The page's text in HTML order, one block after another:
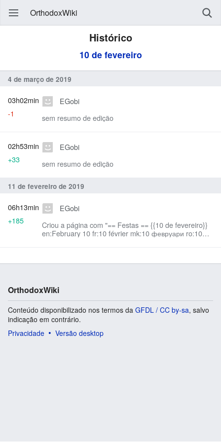
OrthodoxWiki
Histórico
10 de fevereiro
4 de março de 2019
EGobi
sem resumo de edição
03h02min
-1
EGobi
sem resumo de edição
02h53min
+33
11 de fevereiro de 2019
EGobi
Criou a página com "== Festas == {{10 de fevereiro}}
en:February 10 fr:10 février mk:10 февруари ro:10
06h13min
+185
OrthodoxWiki
Conteúdo disponibilizado nos termos da GFDL / CC by-sa, salvo
indicação em contrário.
Privacidade
Versão desktop